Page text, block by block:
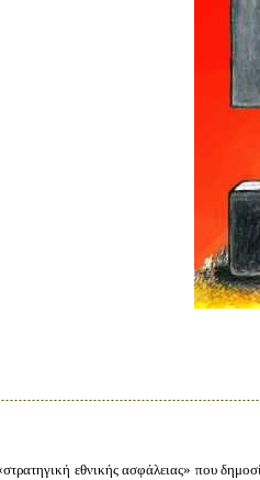
εθνικής ασφάλειας» που